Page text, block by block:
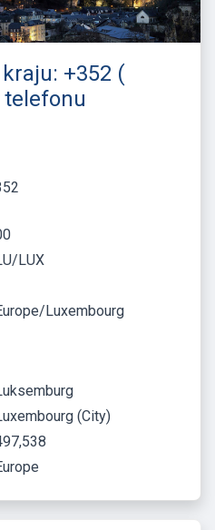
+352 (
telefonu
LUX
Luxembourg
(City)